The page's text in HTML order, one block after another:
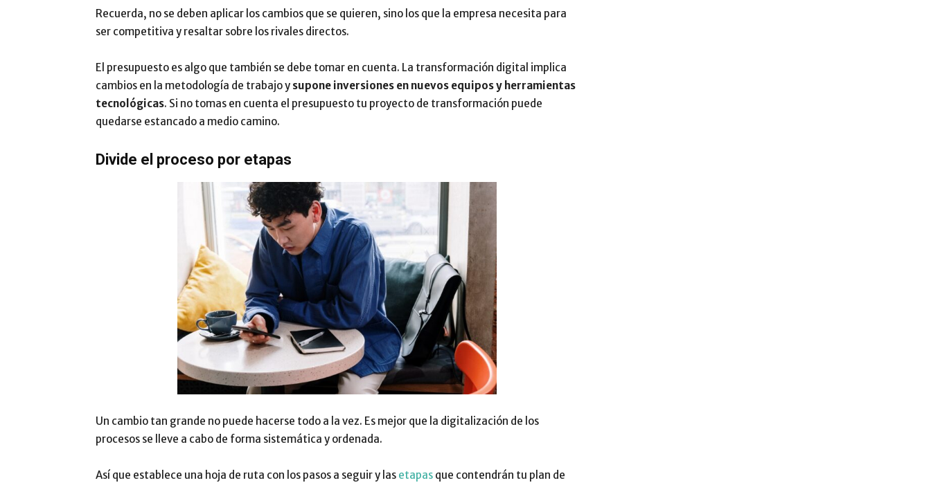
Recuerda, no se deben aplicar los cambios que se quieren, sino los que la empresa necesita para
ser competitiva y resaltar sobre los rivales directos.
El presupuesto es algo que también se debe tomar en cuenta. La transformación digital implica
cambios en la metodología de trabajo y supone inversiones en nuevos equipos y herramientas
tecnológicas. Si no tomas en cuenta el presupuesto tu proyecto de transformación puede
quedarse estancado a medio camino.
Divide el proceso por etapas
Un cambio tan grande no puede hacerse todo a la vez. Es mejor que la digitalización de los
procesos se lleve a cabo de forma sistemática y ordenada.
Así que establece una hoja de ruta con los pasos a seguir y las etapas que contendrán tu plan de